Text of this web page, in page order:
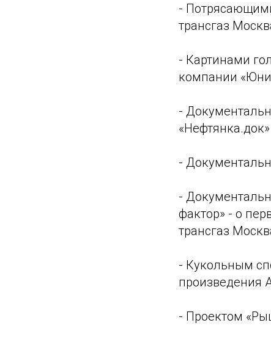
-
трансгаз
- Картинами
компании
-
-
-
фактор» - о
трансгаз
- Кукольным
произведения
- Проектом